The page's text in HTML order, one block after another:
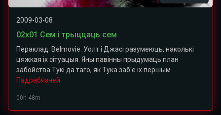
2009-03-08
02x01 Сем і трыццаць сем
Пераклад: Belmovie. Уолт і Джэсі разумеюць, наколькі
цяжкая іх сітуацыя. Яны павінны прыдумаць план
забойства Тукі да таго, як Тука заб'е іх першым.
Падрабязней
00h 48m